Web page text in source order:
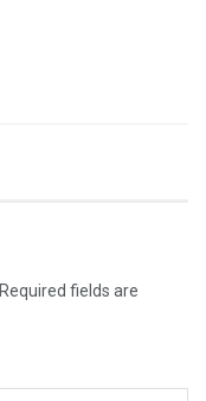
Required fields are